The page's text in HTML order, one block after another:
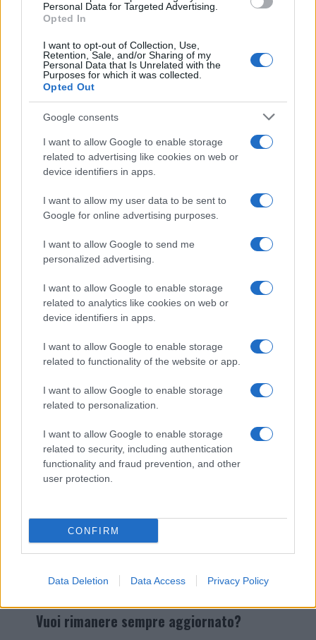
Personal Data for Targeted Advertising.
Opted In
I want to opt-out of Collection, Use,
Retention, Sale, and/or Sharing of my
Personal Data that Is Unrelated with the
Purposes for which it was collected.
Opted Out
Google consents
I want to allow Google to enable storage
related to advertising like cookies on web or
device identifiers in apps.
I want to allow my user data to be sent to
Google for online advertising purposes.
I want to allow Google to send me
personalized advertising.
I want to allow Google to enable storage
related to analytics like cookies on web or
device identifiers in apps.
I want to allow Google to enable storage
related to functionality of the website or app.
I want to allow Google to enable storage
related to personalization.
I want to allow Google to enable storage
related to security, including authentication
functionality and fraud prevention, and other
user protection.
CONFIRM
Data Deletion Data Access Privacy Policy
Mario Malu
Paolo Pinna
Martina Agostina Diturco
I nostri cari
I nostri cari
I nostri cari
Giovannimaria Cabras
Invia un Comunicato Stampa
Vuoi rimanere sempre aggiornato?